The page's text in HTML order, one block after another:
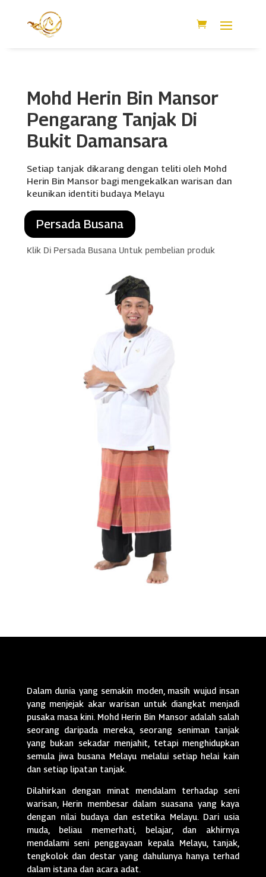
Mohd Herin Bin Mansor
Pengarang Tanjak Di
Bukit Damansara
Setiap tanjak dikarang dengan teliti oleh Mohd
Herin Bin Mansor bagi mengekalkan warisan dan
keunikan identiti budaya Melayu
Persada Busana
Klik Di Persada Busana Untuk pembelian produk
Dalam dunia yang semakin moden, masih wujud insan
yang menjejak akar warisan untuk diangkat menjadi
pusaka masa kini. Mohd Herin Bin Mansor adalah salah
seorang daripada mereka, seorang seniman tanjak
yang bukan sekadar menjahit, tetapi menghidupkan
semula jiwa busana Melayu melalui setiap helai kain
dan setiap lipatan tanjak.
Dilahirkan dengan minat mendalam terhadap seni
warisan, Herin membesar dalam suasana yang kaya
dengan nilai budaya dan estetika Melayu. Dari usia
muda, beliau memerhati, belajar, dan akhirnya
mendalami seni penggayaan kepala Melayu, tanjak,
tengkolok dan destar yang dahulunya hanya terhad
dalam istana dan acara adat.